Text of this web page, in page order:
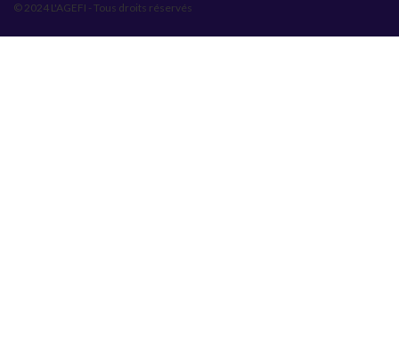
© 2024 L'AGEFI - Tous droits réservés